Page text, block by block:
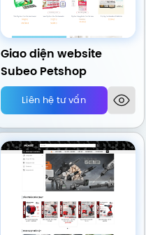
Giao diện website
Subeo Petshop
Liên hệ tư vấn